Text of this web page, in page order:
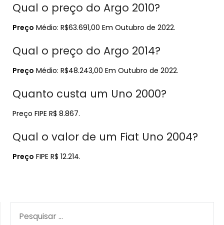
Qual o preço do Argo 2010?
Preço Médio: R$63.691,00 Em Outubro de 2022.
Qual o preço do Argo 2014?
Preço Médio: R$48.243,00 Em Outubro de 2022.
Quanto custa um Uno 2000?
Preço FIPE R$ 8.867.
Qual o valor de um Fiat Uno 2004?
Preço FIPE R$ 12.214.
POR: